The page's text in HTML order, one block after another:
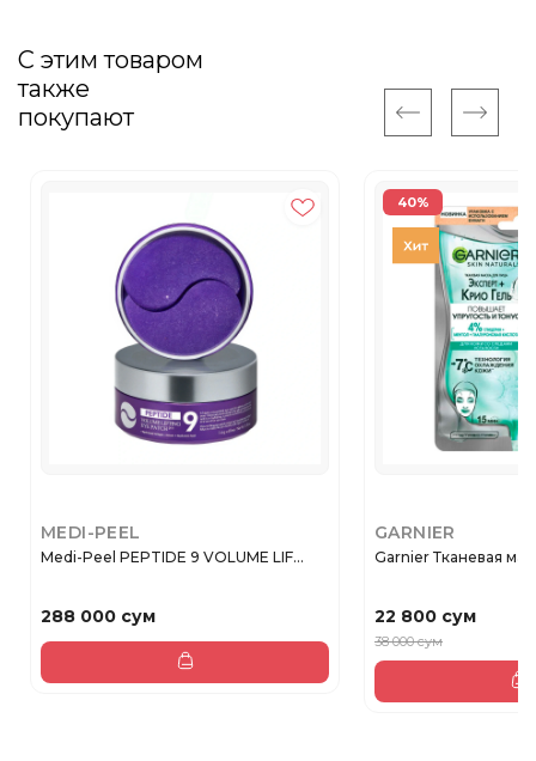
С этим товаром
также
покупают
MEDI-PEEL
Medi-Peel PEPTIDE 9 VOLUME LIF...
288 000 сум
40%
GARNIER
Garnier Тканевая
22 800 сум
38 000 сум